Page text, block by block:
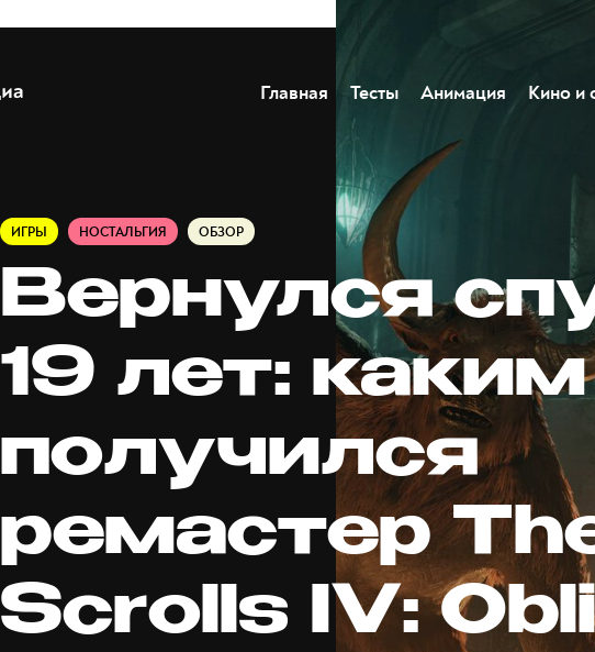
Главная Тесты Анимация Кино и
ИГРЫ НОСТАЛЬГИЯ ОБЗОР
Вернулся
19 лет: каким
получился
ремастер
Scrolls IV: